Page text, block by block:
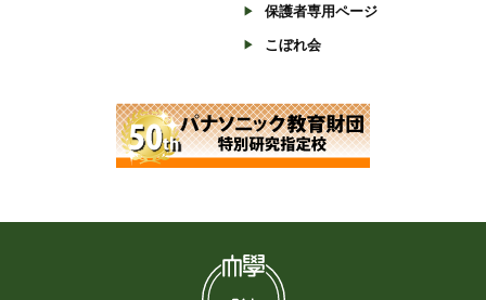
保護者専用ページ
こぼれ会